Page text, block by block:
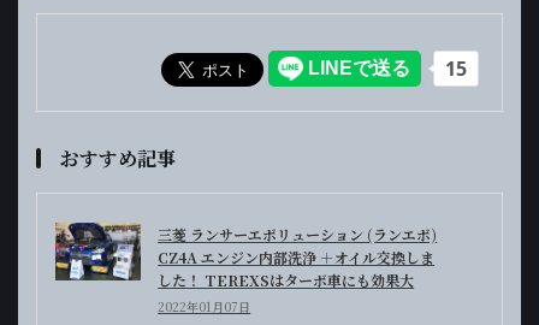
おすすめ記事
三菱 ランサーエボリューション (ランエボ)
CZ4A エンジン内部洗浄 ＋オイル交換しま
した！ TEREXSはターボ車にも効果大
2022年01月07日